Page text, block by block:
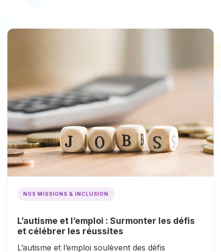
NOS MISSIONS & INCLUSION
L’autisme et l’emploi : Surmonter les défis
et célébrer les réussites
L’autisme et l’emploi soulèvent des défis